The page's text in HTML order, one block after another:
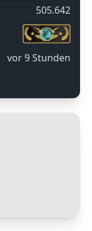
505.642
Vor 9 Stunden